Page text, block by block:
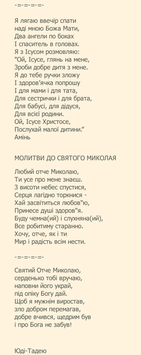
-=-=-=-=-
Я лягаю ввечір спати
наді мною Божа Мати,
Два ангели по боках
І спаситель в головах.
Я з Ісусом розмовляю:
"Ой, Ісусе, глянь на мене,
Зроби добре дитя з мене.
Я до тебе ручки зложу
І здоров’ячка попрошу
І для мами і для тата,
Для сестрички і для брата,
Для бабусі, для дідуся,
Для всієї родини.
Ой, Ісусе Христосе,
Послухай малої дитини.”
Амінь
МОЛИТВИ ДО СВЯТОГО МИКОЛАЯ
Любий отче Миколаю,
Ти усе про мене знаєш.
З висоти небес спустися,
Серця лагідно торкнися -
Хай засвітиться любов"ю,
Принесе душі здоров"я.
Буду чемна(ий) і слухняна(ий),
Все робитиму старанно.
Хочу, отче, як і ти
Мир і радість всім нести.
-=-=-=-=-
Святий Отче Миколаю,
серденько тобі вручаю,
наповни його украй,
під опіку Богу дай.
Щоб я мужнім виростав,
зло добром перемагав,
добре вчився, щедрим був
і про Бога не забув!
Юді-Тадею